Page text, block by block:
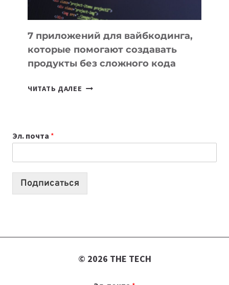
7 приложений для вайбкодинга,
которые помогают создавать
продукты без сложного кода
ЧИТАТЬ ДАЛЕЕ
СОЗДАВАТЬ
ПРОДУКТЫ
Эл. почта *
Подписаться
© 2026 THE TECH